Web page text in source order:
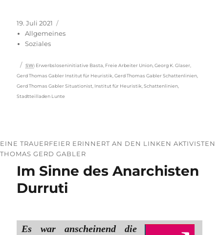
Veröffentlicht
am
19. Juli 2021
Allgemeines
Soziales
Schlagwörter
SW: Erwerbsloseninitiative Basta, Freie Arbeiter Union,Georg K. Glaser,
Gerd Thomas Gabler Institut für Heuristik,Gerd Thomas Gabler Schattenlinien,
Gerd Thomas Gabler Situationist, Institut für Heuristik,Schattenlinien,
Stadtteilladen Lunte
EINE TRAUERFEIER ERINNERT AN DEN LINKEN AKTIVISTEN
THOMAS GERD GABLER
Im Sinne des Anarchisten
Durruti
Es war anscheinend die